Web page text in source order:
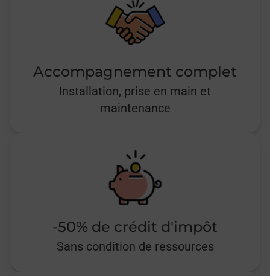
Accompagnement complet
Installation, prise en main et
maintenance
-50% de crédit d'impôt
Sans condition de ressources